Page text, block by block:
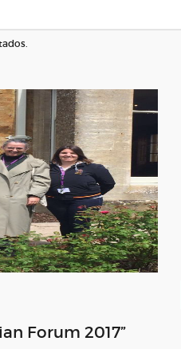
Forum 2017”